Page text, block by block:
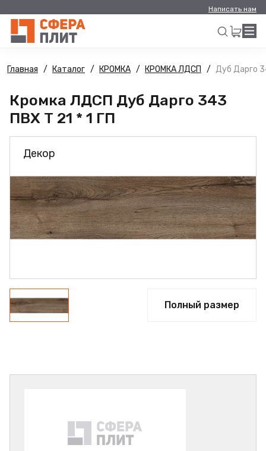
Написать нам
Искать
Главная Каталог КРОМКА КРОМКА ЛДСП Дуб Дарго
Кромка ЛДСП Дуб Дарго 343
ПВХ Т 21 * 1 ГП
Декор
Полный размер